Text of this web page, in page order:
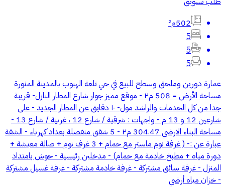
502م²
5
5
5
عمارة دورين وملحق وسطح للبيع في حي تلعة الهبوب بالمدينة المنورة
مساحة الأرض = 508 م٢ - موقع مميز جوار شارع المطار النازل- قريبة
جدا من كل الخدمات والراشد مول- ١٠ دقايق عن المطار الجديد - على
شارعين 12 و 13 م - واجهات : شرقية / شارع 12 ، غربية / شارع 13 -
مساحة البناء الارضي 304.47 م٢ - 5 شقق منفصلة بعداد كهرباء - الشقة
عبارة عن :- ( غرفة نوم ماستر مع حمام + 3 غرف نوم + صالة معيشة +
دورة مياه + مطبخ خادمة مع حمام) - مدخلين رئيسية - حوش بامتداد
المنزل - غرفة سائق مشتركة - غرفة خادمة مشتركة - غرفة غسيل مشتركة
- خزان مياه أرضي